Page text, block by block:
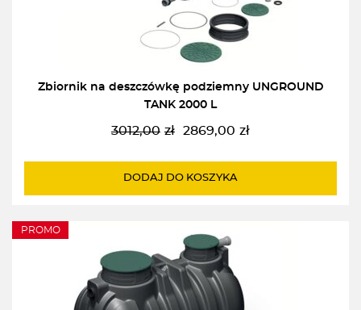
Zbiornik na deszczówkę podziemny UNGROUND
TANK 2000 L
3012,00 zł
Pierwotna
wynosiła:
2869,00 zł
Aktualna
wynosi:
DODAJ DO KOSZYKA
PROMO